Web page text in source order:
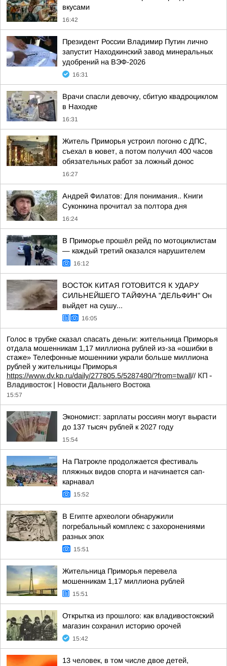
вкусами
16:42
Президент России Владимир Путин лично
запустит Находкинский завод минеральных
удобрений на ВЭФ-2026
16:31
Врачи спасли девочку, сбитую квадроциклом
в Находке
16:31
Житель Приморья устроил погоню с ДПС,
съехал в кювет, а потом получил 400 часов
обязательных работ за ложный донос
16:27
Андрей Филатов: Для понимания.. Книги
Суконкина прочитал за полтора дня
16:24
В Приморье прошёл рейд по мотоциклистам
— каждый третий оказался нарушителем
16:12
ВОСТОК КИТАЯ ГОТОВИТСЯ К УДАРУ
СИЛЬНЕЙШЕГО ТАЙФУНА "ДЕЛЬФИН" Он
выйдет на сушу...
16:05
Голос в трубке сказал спасать деньги: жительница Приморья
отдала мошенникам 1,17 миллиона рублей из-за «ошибки в
стаже» Телефонные мошенники украли больше миллиона
рублей у жительницы Приморья
https://www.dv.kp.ru/daily/277805.5/5287480/?from=twall// КП -
Владивосток | Новости Дальнего Востока
15:57
Экономист: зарплаты россиян могут вырасти
до 137 тысяч рублей к 2027 году
15:54
На Патрокле продолжается фестиваль
пляжных видов спорта и начинается сап-
карнавал
15:52
В Египте археологи обнаружили
погребальный комплекс с захоронениями
разных эпох
15:51
Жительница Приморья перевела
мошенникам 1,17 миллиона рублей
15:51
Открытка из прошлого: как владивостокский
магазин сохранил историю орочей
15:42
13 человек, в том числе двое детей,